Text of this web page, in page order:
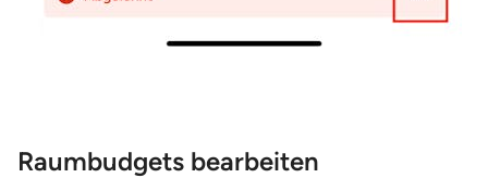
Raumbudgets bearbeiten